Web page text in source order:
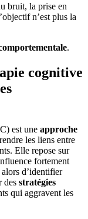
bruit, la prise en
n’est plus la
.
cognitive
est une approche
les liens entre
Elle repose sur
fortement
d’identifier
des stratégies
qui aggravent les